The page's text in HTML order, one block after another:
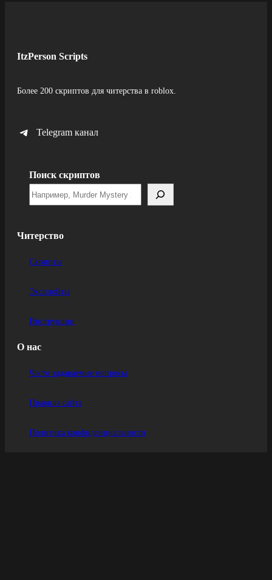
ItzPerson Scripts
Более 200 скриптов для читерства в roblox.
Telegram канал
Поиск скриптов
Читерство
Скрипты
Эксплойты
Инструкции
О нас
Часто задаваемые вопросы
Правила сайта
Политика конфиденциальности